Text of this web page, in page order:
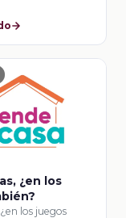
¿en los
los juegos